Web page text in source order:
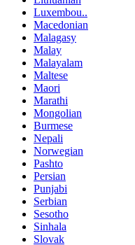
Luxembou..
Macedonian
Malagasy
Malay
Malayalam
Maltese
Maori
Marathi
Mongolian
Burmese
Nepali
Norwegian
Pashto
Persian
Punjabi
Serbian
Sesotho
Sinhala
Slovak